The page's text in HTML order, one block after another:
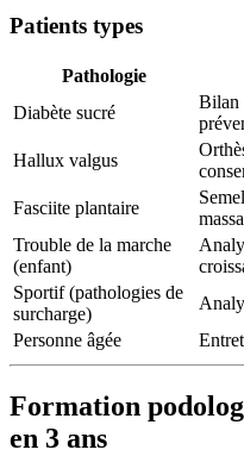
Patients types
Pathologie
Diabète sucré
Bilan
Hallux valgus
Fasciite plantaire
Trouble de la marche
(enfant)
Sportif (pathologies de
surcharge)
Personne âgée
Formation
en 3 ans